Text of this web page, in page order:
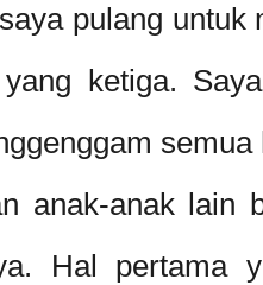
pulang untuk
ketiga.
anak-anak lain
Hal pertama